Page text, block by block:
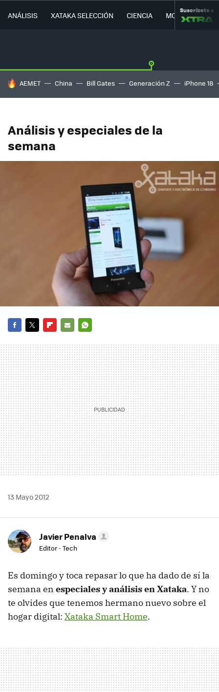
ANÁLISIS XATAKA SELECCIÓN CIENCIA MOVILIDAD
Suscríbete a
HOY SE HABLA DE
AEMET China Bill Gates Generación Z iPhone 18
Análisis y especiales de la
semana
MAIL
13 Mayo 2012
Javier Penalva
Editor - Tech
Es domingo y toca repasar lo que ha dado de sí la
semana en especiales y análisis en Xataka. Y no
te olvides que tenemos hermano nuevo sobre el
hogar digital: Xataka Smart Home.